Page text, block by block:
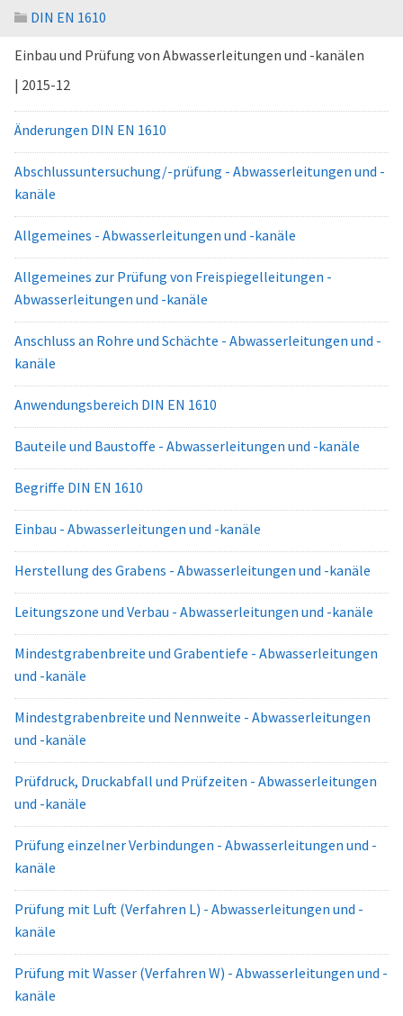
DIN EN 1610
Einbau und Prüfung von Abwasserleitungen und -kanälen
| 2015-12
Änderungen DIN EN 1610
Abschlussuntersuchung/-prüfung - Abwasserleitungen und -
kanäle
Allgemeines - Abwasserleitungen und -kanäle
Allgemeines zur Prüfung von Freispiegelleitungen -
Abwasserleitungen und -kanäle
Anschluss an Rohre und Schächte - Abwasserleitungen und -
kanäle
Anwendungsbereich DIN EN 1610
Bauteile und Baustoffe - Abwasserleitungen und -kanäle
Begriffe DIN EN 1610
Einbau - Abwasserleitungen und -kanäle
Herstellung des Grabens - Abwasserleitungen und -kanäle
Leitungszone und Verbau - Abwasserleitungen und -kanäle
Mindestgrabenbreite und Grabentiefe - Abwasserleitungen
und -kanäle
Mindestgrabenbreite und Nennweite - Abwasserleitungen
und -kanäle
Prüfdruck, Druckabfall und Prüfzeiten - Abwasserleitungen
und -kanäle
Prüfung einzelner Verbindungen - Abwasserleitungen und -
kanäle
Prüfung mit Luft (Verfahren L) - Abwasserleitungen und -
kanäle
Prüfung mit Wasser (Verfahren W) - Abwasserleitungen und -
kanäle